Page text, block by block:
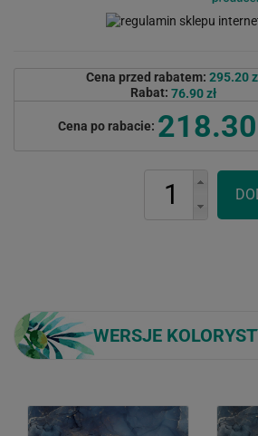
Cena przed rabatem: 295.20
Rabat: 76.90 zł
Cena po rabacie: 218.30
WERSJE